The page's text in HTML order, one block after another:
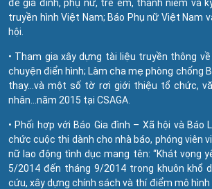
đề gia đình, phụ nữ, trẻ em, thanh niêm và
truyền hình Việt Nam; Báo Phụ nữ Việt Nam
hội.
• Tham gia xây dựng tài liệu truyền thông về
chuyện điển hình; Làm cha mẹ phòng chống
thay…và một số tờ rơi giới thiệu tổ chức,
nhân…năm 2015 tại CSAGA.
• Phối hợp với Báo Gia đình – Xã hội và Báo
chức cuộc thi dành cho nhà báo, phóng viên
nữ lao động tình dục mang tên: “Khát vọng
5/2014 đến tháng 9/2014 trong khuôn khổ
cứu, xây dựng chính sách và thí điểm mô